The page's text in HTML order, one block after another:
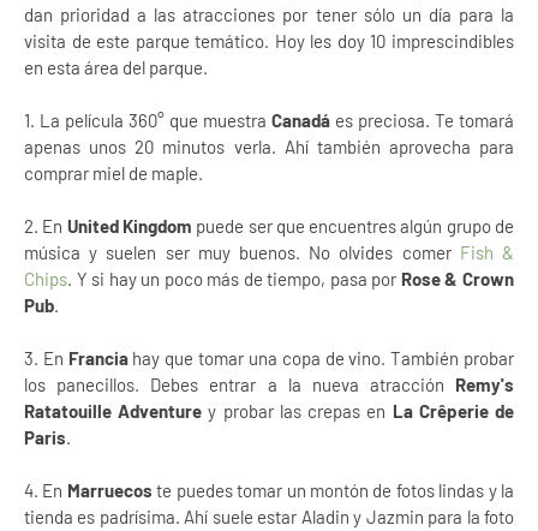
dan prioridad a las atracciones por tener sólo un día para la
visita de este parque temático. Hoy les doy 10 imprescindibles
en esta área del parque.
1. La película 360° que muestra Canadá es preciosa. Te tomará
apenas unos 20 minutos verla. Ahí también aprovecha para
comprar miel de maple.
2. En United Kingdom puede ser que encuentres algún grupo de
música y suelen ser muy buenos. No olvides comer Fish &
Chips. Y si hay un poco más de tiempo, pasa por Rose & Crown
Pub.
3. En Franciahay que tomar una copa de vino. También probar
los panecillos. Debes entrar a la nueva atracción Remy's
Ratatouille Adventure y probar las crepas en La Crêperie de
Paris.
4. En Marruecos te puedes tomar un montón de fotos lindas y la
tienda es padrísima. Ahí suele estar Aladin y Jazmin para la foto